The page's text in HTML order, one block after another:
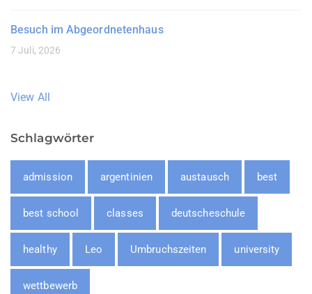
Besuch im Abgeordnetenhaus
7 Juli, 2026
View All
Schlagwörter
admission argentinien austausch best
best school classes deutscheschule
healthy Leo Umbruchszeiten university
wettbewerb